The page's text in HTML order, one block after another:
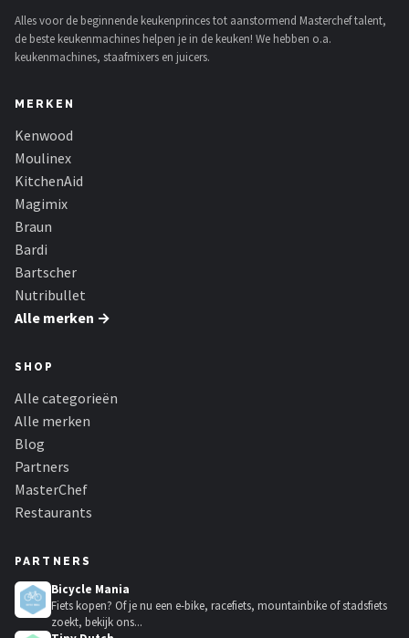
Alles voor de beginnende keukenprinces tot aanstormend Masterchef talent,
de beste keukenmachines helpen je in de keuken! We hebben o.a.
keukenmachines, staafmixers en juicers.
MERKEN
Kenwood
Moulinex
KitchenAid
Magimix
Braun
Bardi
Bartscher
Nutribullet
Alle merken →
SHOP
Alle categorieën
Alle merken
Blog
Partners
MasterChef
Restaurants
PARTNERS
Bicycle Mania
Fiets kopen? Of je nu een e-bike, racefiets, mountainbike of stadsfiets
zoekt, bekijk ons...